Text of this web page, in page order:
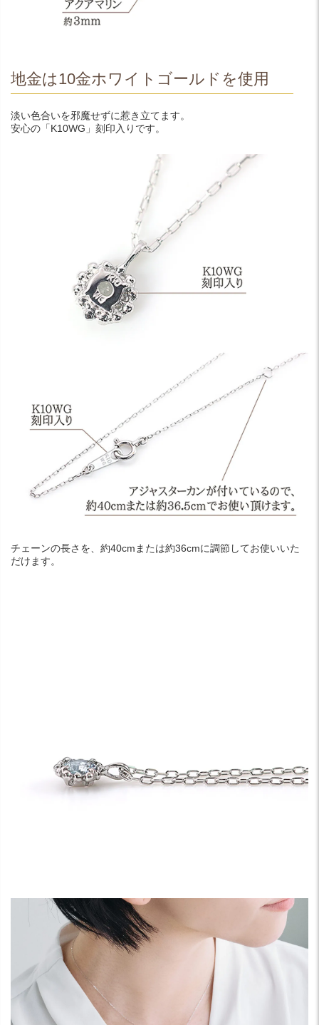
地金は10金ホワイトゴールドを使用
淡い色合いを邪魔せずに惹き立てます。
安心の 「K10WG」刻印入り です。
チェーンの長さを、約40cmまたは約36cmに調節してお使いいた
だけます。